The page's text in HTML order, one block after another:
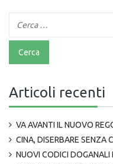
Articoli recenti
VA AVANTI IL NUOVO
CINA, DISERBARE SENZA
NUOVI CODICI DOGANALI